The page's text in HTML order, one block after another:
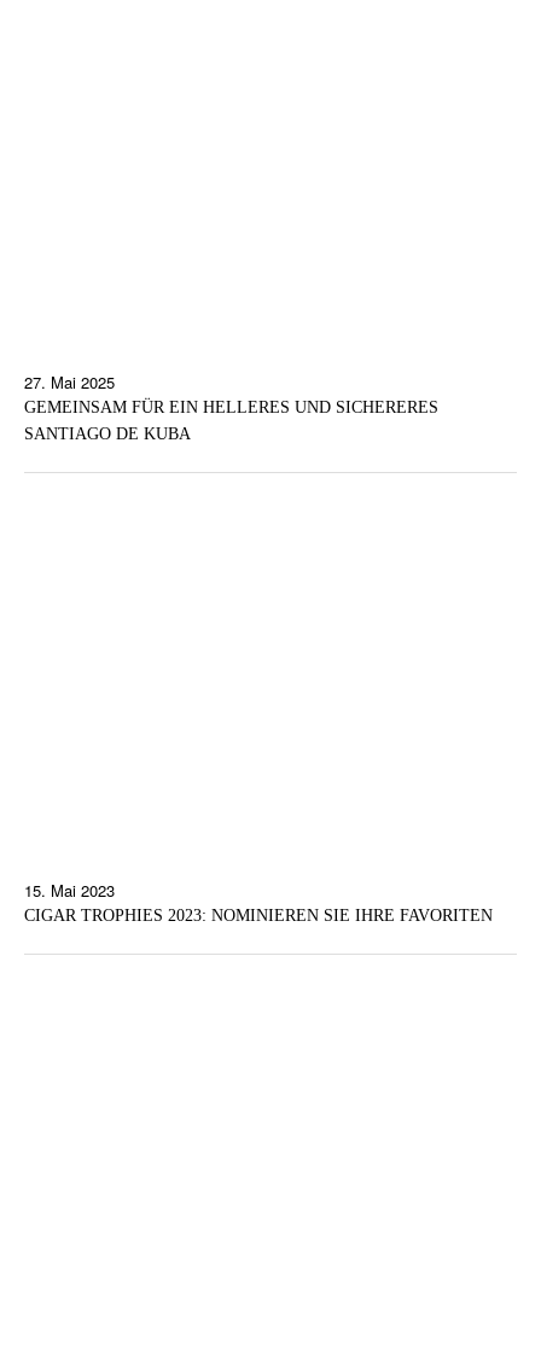
27. Mai 2025
GEMEINSAM FÜR EIN HELLERES UND SICHERERES
SANTIAGO DE KUBA
15. Mai 2023
CIGAR TROPHIES 2023: NOMINIEREN SIE IHRE FAVORITEN